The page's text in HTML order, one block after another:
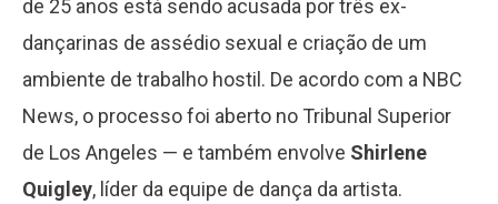
de 25 anos está sendo acusada por três ex-
dançarinas de assédio sexual e criação de um
ambiente de trabalho hostil. De acordo com a NBC
News, o processo foi aberto no Tribunal Superior
de Los Angeles — e também envolve Shirlene
Quigley, líder da equipe de dança da artista.